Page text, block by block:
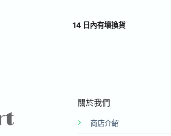
14 日內有壞換貨
關於我們
商店介紹